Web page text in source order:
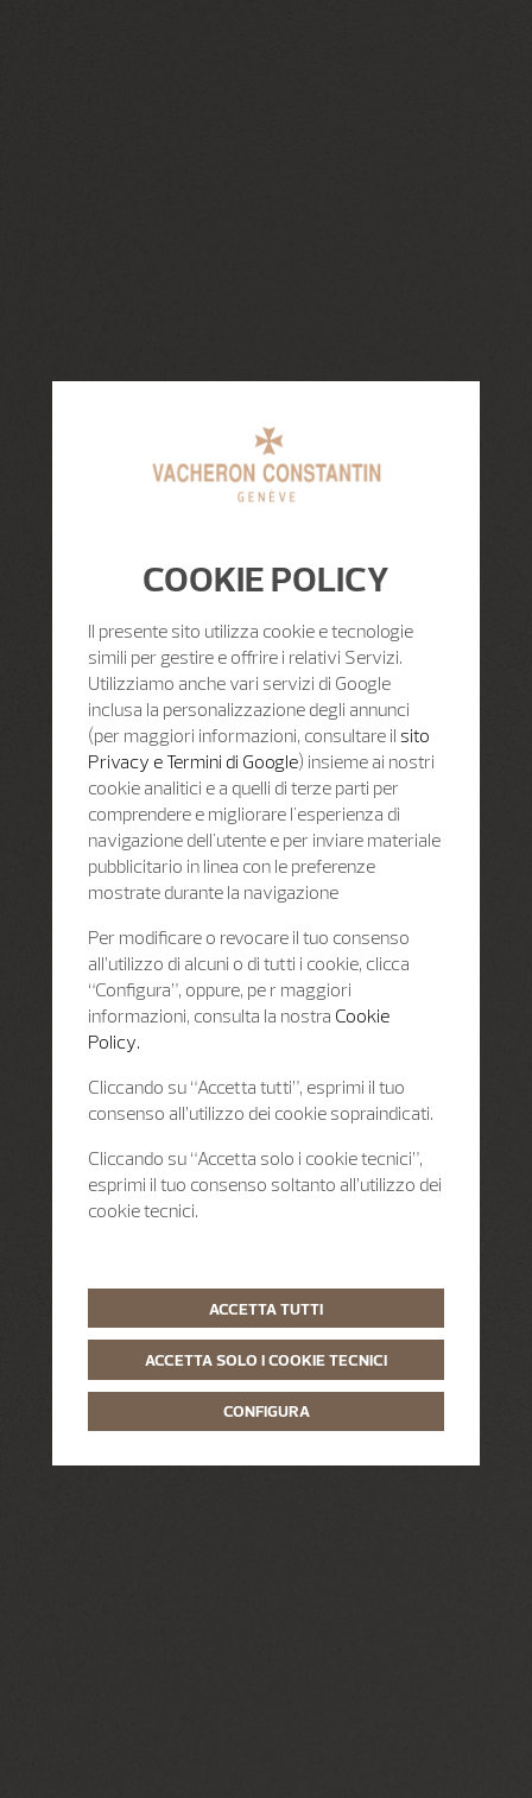
COOKIE POLICY
Il presente sito utilizza cookie e tecnologie
simili per gestire e offrire i relativi Servizi.
Utilizziamo anche vari servizi di Google
inclusa la personalizzazione degli annunci
(per maggiori informazioni, consultare il sito
Privacy e Termini di Google) insieme ai nostri
cookie analitici e a quelli di terze parti per
comprendere e migliorare l'esperienza di
navigazione dell'utente e per inviare materiale
pubblicitario in linea con le preferenze
mostrate durante la navigazione
Per modificare o revocare il tuo consenso
all’utilizzo di alcuni o di tutti i cookie, clicca
“Configura”, oppure, pe r maggiori
informazioni, consulta la nostra Cookie
Policy.
Cliccando su “Accetta tutti”, esprimi il tuo
consenso all’utilizzo dei cookie sopraindicati.
Cliccando su “Accetta solo i cookie tecnici”,
esprimi il tuo consenso soltanto all’utilizzo dei
cookie tecnici.
ACCETTA TUTTI
ACCETTA SOLO I COOKIE TECNICI
CONFIGURA